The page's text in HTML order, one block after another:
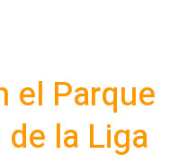
el Parque
la Liga